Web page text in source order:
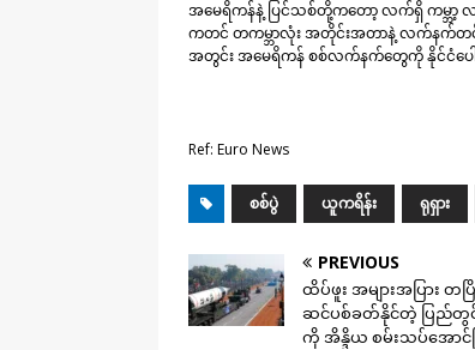
အမေရိကန်နဲ့ ပြင်သစ်တို့ကတော့ လက်ရှိ ကမ္ဘာ့ လ
ကတင် တကမ္ဘာလုံး အတိုင်းအတာနဲ့ လက်နက်တင်ပို့မှု
အတွင်း အမေရိကန် စစ်လက်နက်တွေကို နိုင်ငံပ
Ref: Euro News
စစ်ပွဲ ယူကရိန်း ရုရှား
PREVIOUS
ထိပ်ဖူး အများအပြား
ဆင်ပစ်ခတ်နိုင်တဲ့ ပြည်တွင်
ကို အိန္ဒိယ စမ်းသပ်အောင်